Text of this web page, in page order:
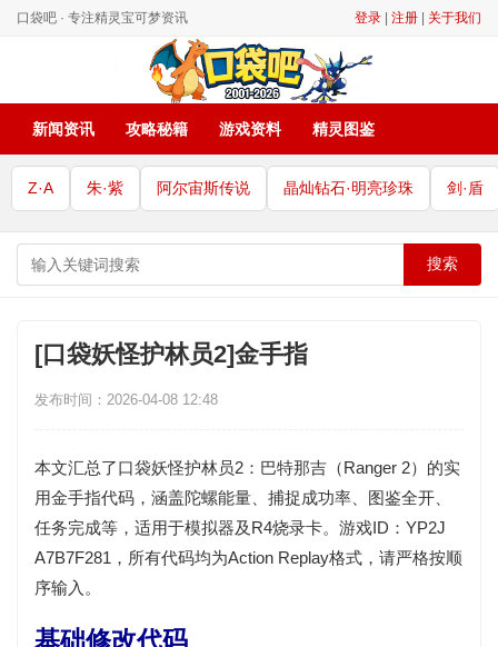
口袋吧 · 专注精灵宝可梦资讯 登录 注册 关于我们
新闻资讯 攻略秘籍 游戏资料 精灵图鉴
Z·A 朱·紫 阿尔宙斯传说 晶灿钻石·明亮珍珠 剑·盾
搜索
[口袋妖怪护林员2]金手指
发布时间：2026-04-08 12:48
本文汇总了口袋妖怪护林员2：巴特那吉（Ranger 2）的实
用金手指代码，涵盖陀螺能量、捕捉成功率、图鉴全开、
任务完成等，适用于模拟器及R4烧录卡。游戏ID： YP2J
A7B7F281 ，所有代码均为Action Replay格式，请严格按顺
序输入。
基础修改代码